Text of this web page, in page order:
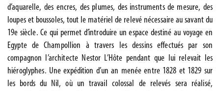
d’aquarelle, des encres, des plumes, des instruments de mesure, des
loupes et boussoles, tout le matériel de relevé nécessaire au savant du
19e siècle. Ce qui permet d’introduire un espace destiné au voyage en
Egypte de Champollion à travers les dessins effectués par son
compagnon l’architecte Nestor L’Hôte pendant que lui relevait les
hiéroglyphes. Une expédition d’un an menée entre 1828 et 1829 sur
les bords du Nil, où un travail colossal de relevés sera réalisé,